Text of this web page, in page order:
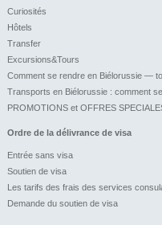
Curiosités
Hôtels
Transfer
Excursions&Tours
Comment se rendre en Biélorussie —
Transports en Biélorussie : comment
PROMOTIONS et OFFRES
Ordre de la délivrance de visa
Entrée sans visa
Soutien de visa
Les tarifs des frais des services
Demande du soutien de visa